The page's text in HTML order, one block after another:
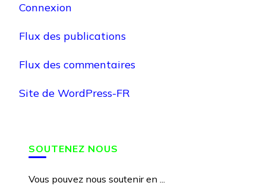
Connexion
Flux des publications
Flux des commentaires
Site de WordPress-FR
SOUTENEZ NOUS
Vous pouvez nous soutenir en ...